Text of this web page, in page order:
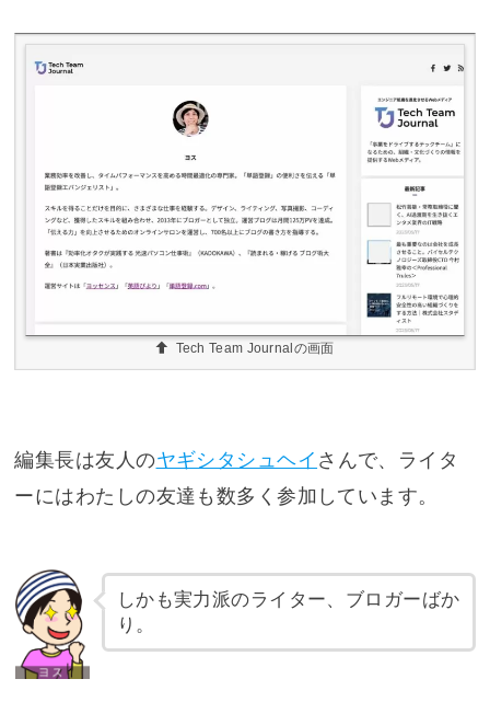
Tech Team Journalの画面
編集長は友人のヤギシタシュヘイ さんで、ライタ
ーにはわたしの友達も数多く参加しています。
しかも実力派のライター、ブロガーばか
り。